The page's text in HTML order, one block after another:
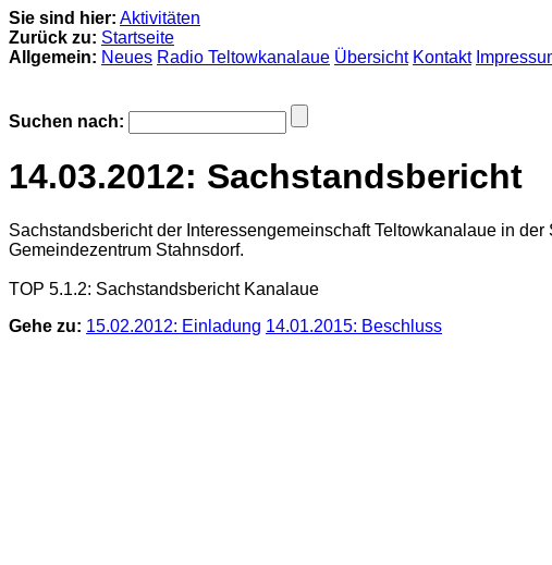
Sie sind hier: Aktivitäten
Zurück zu: Startseite
Allgemein: Neues Radio Teltowkanalaue Übersicht Kontakt
Suchen nach:
14.03.2012: Sachstandsbericht
Sachstandsbericht der Interessengemeinschaft Teltowkanalaue in
Gemeindezentrum Stahnsdorf.
TOP 5.1.2: Sachstandsbericht Kanalaue
Gehe zu: 15.02.2012: Einladung 14.01.2015: Beschluss